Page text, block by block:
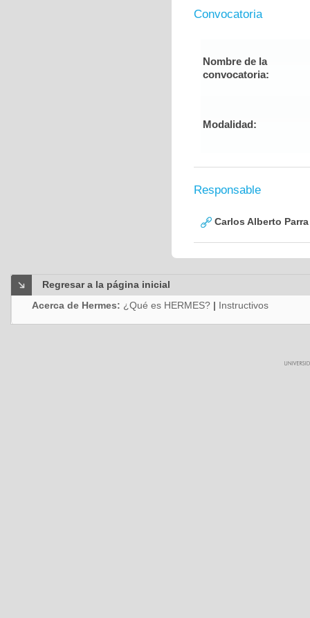
Convocatoria
Nombre de la
convocatoria:
Modalidad:
Responsable
Carlos Alberto
Regresar a la página inicial
Acerca de Hermes: ¿Qué es HERMES? | Instructivos